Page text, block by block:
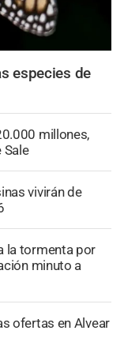
especies de
millones,
Sale
vivirán de
la tormenta por
minuto a
ofertas en Alvear